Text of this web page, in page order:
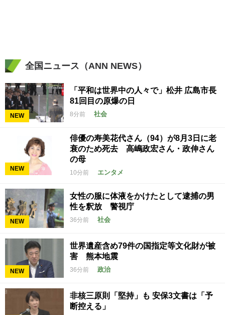
全国ニュース（ANN NEWS）
NEW
「平和は世界中の人々で」松井 広島市長
81回目の原爆の日
8分前 社会
NEW
俳優の寿美花代さん（94）が8月3日に老
衰のため死去 高嶋政宏さん・政伸さん
の母
10分前 エンタメ
NEW
女性の服に体液をかけたとして逮捕の男
性を釈放 警視庁
36分前 社会
NEW
世界遺産含め79件の国指定等文化財が被
害 熊本地震
36分前 政治
非核三原則「堅持」も 安保3文書は「予
断控える」